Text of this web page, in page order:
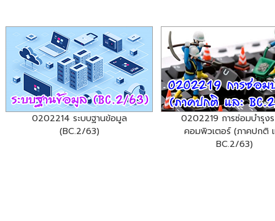
0202214 ระบบฐานข้อมูล
(BC.2/63)
0202219 การซ่อมบำรุง
คอมพิวเตอร์ (ภาคปกติ
BC.2/63)